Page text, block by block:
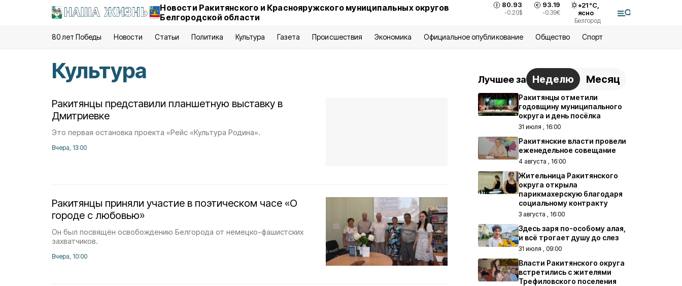
Новости Ракитянского и Краснояружского муниципальных округов
Белгородской области
80.93
-0.20$
93.19
-0.39€
+21°С,
ясно
Белгород
80 лет Победы Новости Статьи Политика Культура Газета Происшествия Экономика Официальное опубликование Общество Спорт
Культура
Ракитянцы представили планшетную выставку в
Дмитриевке
Это первая остановка проекта «Рейс «Культура Родина».
Вчера, 13:00
Ракитянцы приняли участие в поэтическом часе «О
городе с любовью»
Он был посвящён освобождению Белгорода от немецко-фашистских
захватчиков.
Вчера, 10:00
Лучшее за Неделю Месяц
Ракитянцы отметили
годовщину муниципального
округа и день посёлка
31 июля , 16:00
Ракитянские власти провели
еженедельное совещание
4 августа , 16:00
Жительница Ракитянского
округа открыла
парикмахерскую благодаря
социальному контракту
3 августа , 16:00
Здесь заря по-особому алая,
и всё трогает душу до слез
31 июля , 09:00
Власти Ракитянского округа
встретились с жителями
Трефиловского поселения